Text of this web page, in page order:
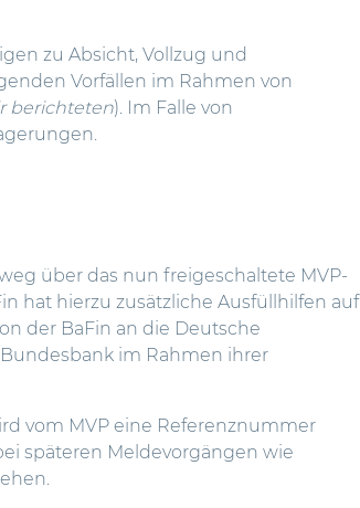
zu Absicht, Vollzug und
Vorfällen im Rahmen von
berichteten). Im Falle von
über das nun freigeschaltete MVP-
hat hierzu zusätzliche Ausfüllhilfen auf
der BaFin an die Deutsche
im Rahmen ihrer
vom MVP eine Referenznummer
späteren Meldevorgängen wie